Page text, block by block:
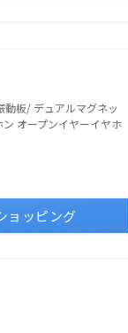
板/ デュアルマグネッ
オープンイヤーイヤホ
ョッピング